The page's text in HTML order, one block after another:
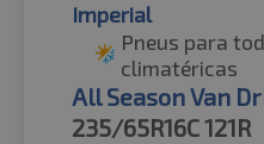
Imperial
Pneus para
climatéricas
All Season Van
235/65R16C121R